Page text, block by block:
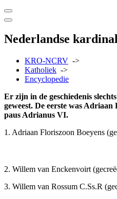
Nederlandse
KRO-NCRV ->
Katholiek ->
Encyclopedie
Er zijn in de geschiedenis
geweest. De eerste was
paus Adrianus VI.
1. Adriaan Floriszoon Boeyens
2. Willem van Enckenvoirt
3. Willem van Rossum C.Ss.R